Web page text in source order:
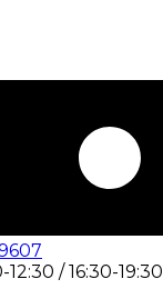
12:30 / 16:30-19:30